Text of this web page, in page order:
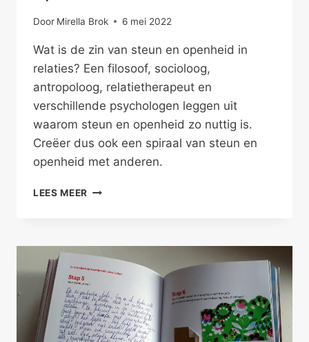
Door Mirella Brok 6 mei 2022
Wat is de zin van steun en openheid in
relaties? Een filosoof, socioloog,
antropoloog, relatietherapeut en
verschillende psychologen leggen uit
waarom steun en openheid zo nuttig is.
Creëer dus ook een spiraal van steun en
openheid met anderen.
LEES MEER DE
EN
OPENHEID